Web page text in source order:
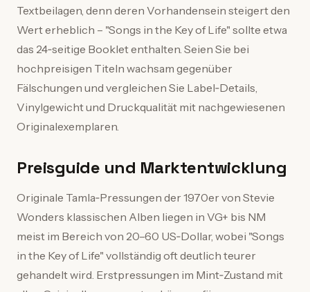
Textbeilagen, denn deren Vorhandensein steigert den
Wert erheblich – "Songs in the Key of Life" sollte etwa
das 24‑seitige Booklet enthalten. Seien Sie bei
hochpreisigen Titeln wachsam gegenüber
Fälschungen und vergleichen Sie Label‑Details,
Vinylgewicht und Druckqualität mit nachgewiesenen
Originalexemplaren.
Preisguide und Marktentwicklung
Originale Tamla‑Pressungen der 1970er von Stevie
Wonders klassischen Alben liegen in VG+ bis NM
meist im Bereich von 20–60 US‑Dollar, wobei "Songs
in the Key of Life" vollständig oft deutlich teurer
gehandelt wird. Erstpressungen im Mint‑Zustand mit